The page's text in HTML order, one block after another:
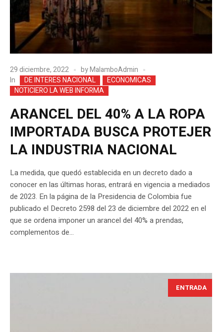
29 diciembre, 2022 byMalamboAdmin
In
DE INTERES NACIONAL
ECONOMICAS
NOTICIERO LA WEB INFORMA
ARANCEL DEL 40% A LA ROPA
IMPORTADA BUSCA PROTEJER
LA INDUSTRIA NACIONAL
La medida, que quedó establecida en un decreto dado a
conocer en las últimas horas, entrará en vigencia a mediados
de 2023. En la página de la Presidencia de Colombia fue
publicado el Decreto 2598 del 23 de diciembre del 2022 en el
que se ordena imponer un arancel del 40% a prendas,
complementos de...
ENTRADA